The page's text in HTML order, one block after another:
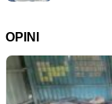
OPINI